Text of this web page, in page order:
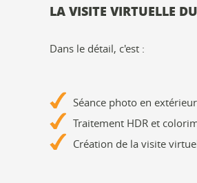
LA VISITE VIRTUELLE
Dans le détail, c'est :
Séance photo en extérieur
Traitement HDR et
Création de la visite